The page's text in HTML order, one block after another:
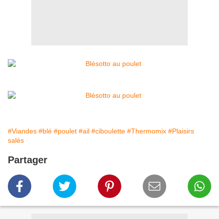
#Viandes #blé #poulet #ail #ciboulette #Thermomix #Plaisirs
salés
Partager